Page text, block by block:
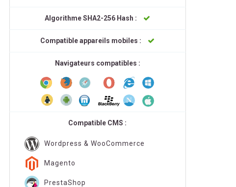
Algorithme SHA2-256 Hash :
Compatible appareils mobiles :
Navigateurs compatibles :
Compatible CMS :
Wordpress & WooCommerce
Magento
PrestaShop